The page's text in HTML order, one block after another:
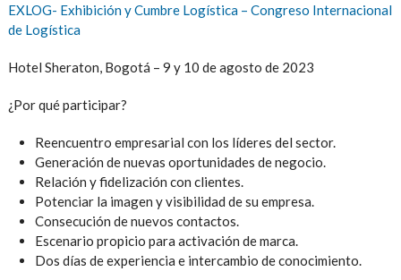
EXLOG- Exhibición y Cumbre Logística – Congreso Internacional
de Logística
Hotel Sheraton, Bogotá – 9 y 10 de agosto de 2023
¿Por qué participar?
Reencuentro empresarial con los líderes del sector.
Generación de nuevas oportunidades de negocio.
Relación y fidelización con clientes.
Potenciar la imagen y visibilidad de su empresa.
Consecución de nuevos contactos.
Escenario propicio para activación de marca.
Dos días de experiencia e intercambio de conocimiento.